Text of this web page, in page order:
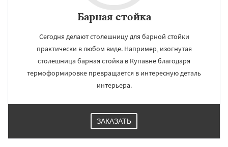
Барная стойка
Сегодня делают столешницу для барной стойки
практически в любом виде. Например, изогнутая
столешница барная стойка в Купавне благодаря
термоформировке превращается в интересную деталь
интерьера.
ЗАКАЗАТЬ